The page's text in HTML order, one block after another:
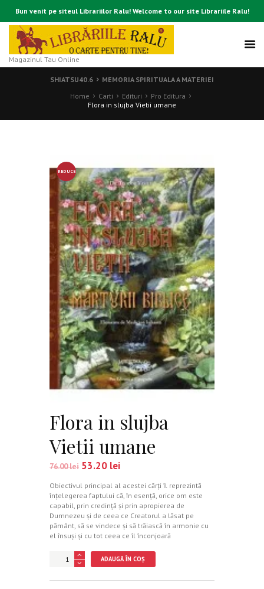
Bun venit pe siteul Librariilor Ralu! Welcome to our site Librariile Ralu!
Magazinul Tau Online
SHIATSU40.6
MEMORIA SPIRITUALA A MATERIEI
Home
Carti Edituri
Pro Editura
Flora in slujba Vietii umane
REDUCE
RE!
Flora in slujba
Vietii umane
76.00lei 53.20 lei
Obiectivul principal al acestei cărţi îl reprezintă
înţelegerea faptului că, în esenţă, orice om este
capabil, prin credinţă şi prin apropierea de
Dumnezeu şi de ceea ce Creatorul a lăsat pe
pământ, să se vindece şi să trăiască în armonie cu
el însuşi şi cu tot ceea ce îl înconjoară
Cantitate
ADAUGĂ ÎN COȘ